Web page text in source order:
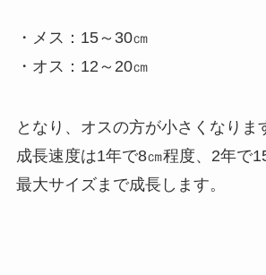
・メス：15～30㎝
・オス：12～20㎝
となり、オスの方が小さくなりま
成長速度は1年で8㎝程度、2年で
最大サイズまで成長します。